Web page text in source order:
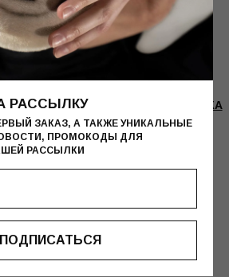
А ТАКЖЕ УНИКАЛЬНЫЕ
ПРОМОКОДЫ ДЛЯ
РАССЫЛКУ
ЗАКАЗ, А ТАКЖЕ УНИКАЛЬНЫЕ
ПРОМОКОДЫ ДЛЯ
РАССЫЛКИ
ПОДПИСАТЬСЯ